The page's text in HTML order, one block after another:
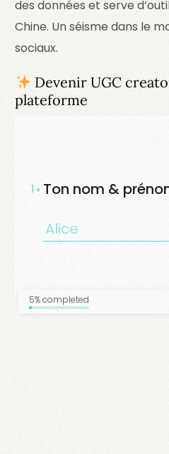
des données et serve
Chine. Un séisme dans le
sociaux.
Devenir UGC
plateforme
1 Ton nom &
5% completed